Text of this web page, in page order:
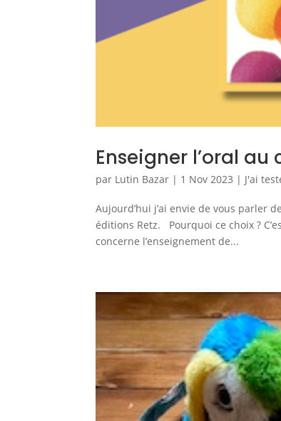
Enseigner l’oral au
par Lutin Bazar | 1 Nov 2023 | J'ai
Aujourd’hui j’ai envie de vous parler
éditions Retz. Pourquoi ce choix ?
concerne l’enseignement de...